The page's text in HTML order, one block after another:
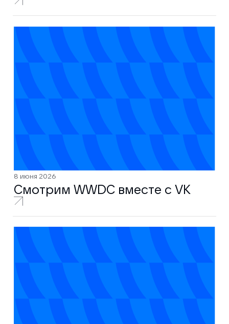
8 июня 2026
Смотрим WWDC вместе с VK